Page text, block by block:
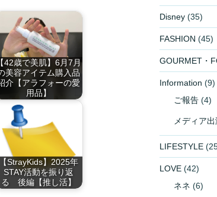
【42歳で美肌】6月7月
美容アイテム購入品
介【アラフォーの愛
用品】
【StrayKids】2025年
STAY活動を振り返
る 後編【推し活】
Disney(35)
FASHION (45)
GOURMET・
Information (9)
ご報告(4)
メディア出
LIFESTYLE
LOVE(42)
ネネ (6)